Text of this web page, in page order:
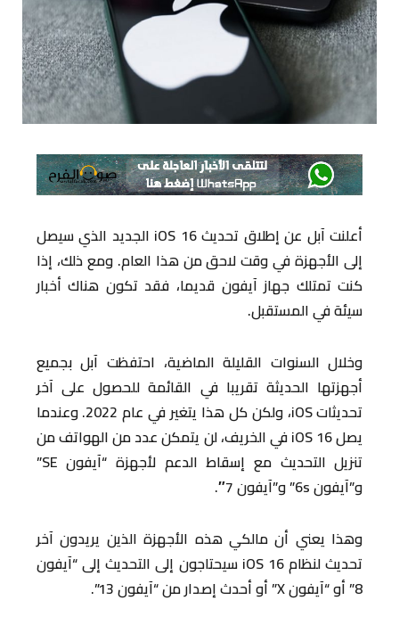
أعلنت آبل عن إطلاق تحديث iOS 16 الجديد الذي سيصل
إلى الأجهزة في وقت لاحق من هذا العام. ومع ذلك، إذا
كنت تمتلك جهاز آيفون قديما، فقد تكون هناك أخبار
سيئة في المستقبل.
وخلال السنوات القليلة الماضية، احتفظت آبل بجميع
أجهزتها الحديثة تقريبا في القائمة للحصول على آخر
تحديثات iOS، ولكن كل هذا يتغير في عام 2022. وعندما
يصل iOS 16 في الخريف، لن يتمكن عدد من الهواتف من
تنزيل التحديث مع إسقاط الدعم لأجهزة “آيفون SE”
و”آيفون 6s” و”آيفون 7″.
وهذا يعني أن مالكي هذه الأجهزة الذين يريدون آخر
تحديث لنظام iOS 16 سيحتاجون إلى التحديث إلى “آيفون
8” أو “آيفون X” أو أحدث إصدار من “آيفون 13”.